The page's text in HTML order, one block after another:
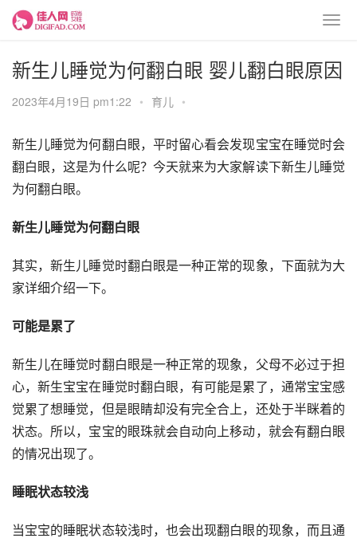
新生儿睡觉为何翻白眼 婴儿翻白眼原因
2023年4月19日 pm1:22 • 育儿 •
新生儿睡觉为何翻白眼，平时留心看会发现宝宝在睡觉时会
翻白眼，这是为什么呢？今天就来为大家解读下新生儿睡觉
为何翻白眼。
新生儿睡觉为何翻白眼
其实，新生儿睡觉时翻白眼是一种正常的现象，下面就为大
家详细介绍一下。
可能是累了
新生儿在睡觉时翻白眼是一种正常的现象，父母不必过于担
心，新生宝宝在睡觉时翻白眼，有可能是累了，通常宝宝感
觉累了想睡觉，但是眼睛却没有完全合上，还处于半眯着的
状态。所以，宝宝的眼珠就会自动向上移动，就会有翻白眼
的情况出现了。
睡眠状态较浅
当宝宝的睡眠状态较浅时，也会出现翻白眼的现象，而且通